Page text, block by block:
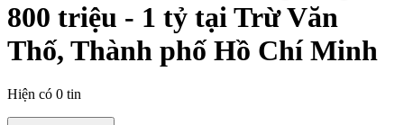
800 triệu - 1 tỷ tại Trừ Văn
Thố, Thành phố Hồ Chí Minh
Hiện có 0 tin